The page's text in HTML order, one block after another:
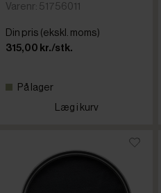
Varenr: 51756011
Din pris (ekskl. moms)
315,00 kr./stk.
På lager
Læg i kurv